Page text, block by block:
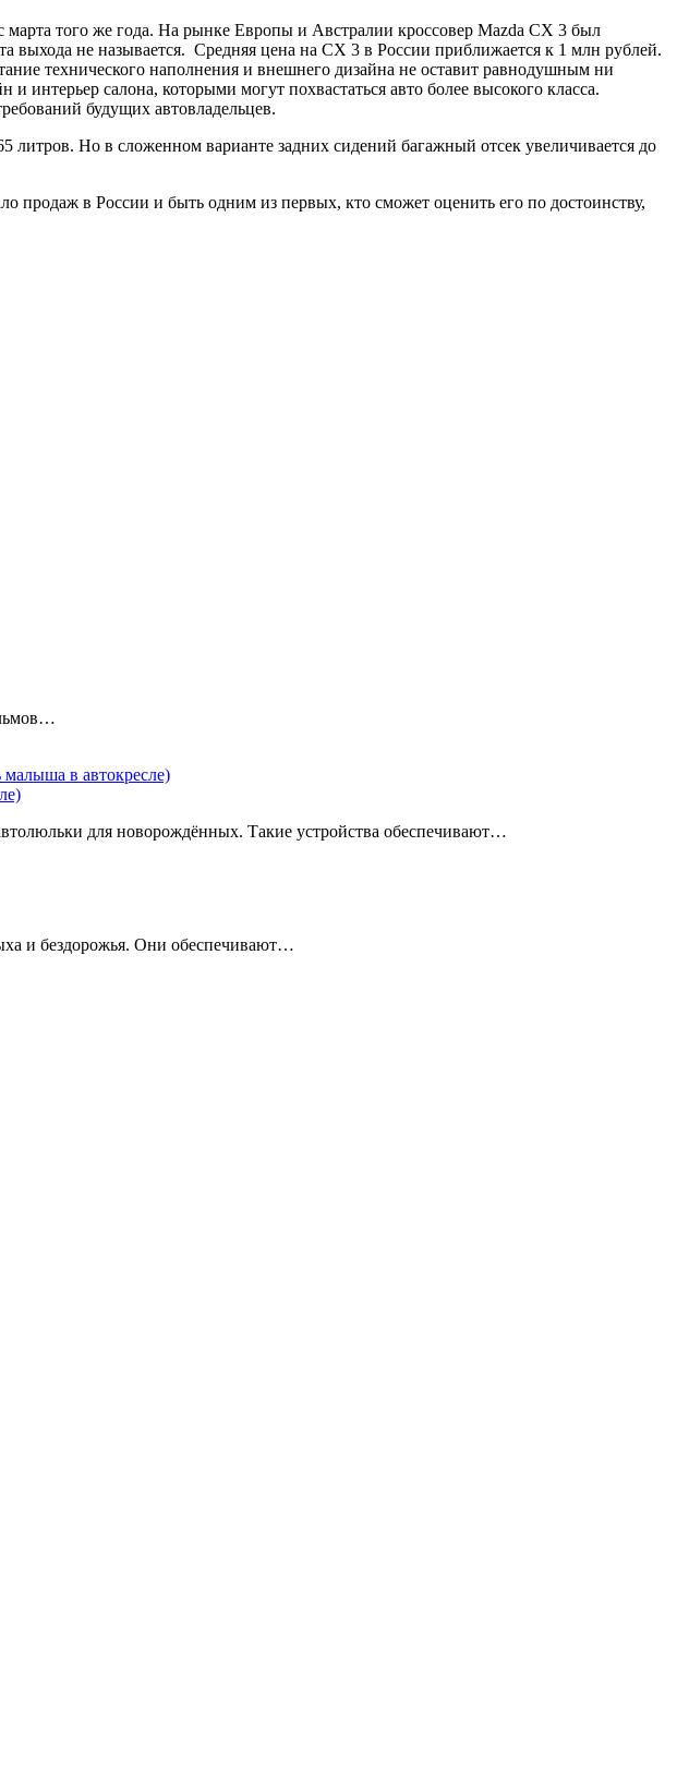
того же года. На рынке Европы и Австралии кроссовер Mazda CX 3 был
выхода не называется. Средняя цена на CX 3 в России приближается к 1 млн рублей.
технического наполнения и внешнего дизайна не оставит равнодушным ни
интерьер салона, которыми могут похвастаться авто более высокого класса.
будущих автовладельцев.
Но в сложенном варианте задних сидений багажный отсек увеличивается до
продаж в России и быть одним из первых, кто сможет оценить его по достоинству,
для новорождённых. Такие устройства обеспечивают…
и бездорожья. Они обеспечивают…